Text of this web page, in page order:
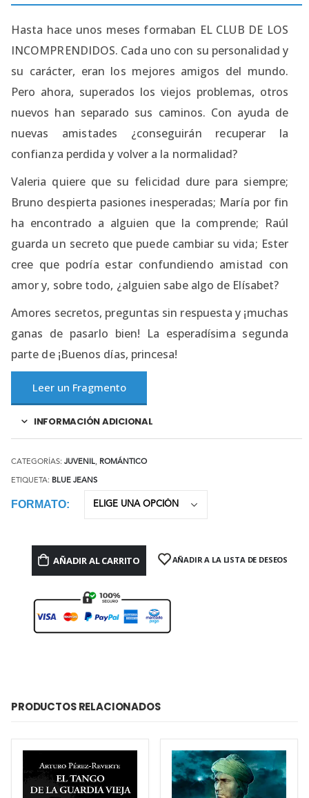
Hasta hace unos meses formaban EL CLUB DE LOS
INCOMPRENDIDOS. Cada uno con su personalidad y
su carácter, eran los mejores amigos del mundo.
Pero ahora, superados los viejos problemas, otros
nuevos han separado sus caminos. Con ayuda de
nuevas amistades ¿conseguirán recuperar la
confianza perdida y volver a la normalidad?
Valeria quiere que su felicidad dure para siempre;
Bruno despierta pasiones inesperadas; María por fin
ha encontrado a alguien que la comprende; Raúl
guarda un secreto que puede cambiar su vida; Ester
cree que podría estar confundiendo amistad con
amor y, sobre todo, ¿alguien sabe algo de Elísabet?
Amores secretos, preguntas sin respuesta y ¡muchas
ganas de pasarlo bien! La esperadísima segunda
parte de ¡Buenos días, princesa!
Leer un Fragmento
INFORMACIÓN ADICIONAL
CATEGORÍAS: JUVENIL, ROMÁNTICO
ETIQUETA: BLUE JEANS
FORMATO
AÑADIR AL CARRITO AÑADIR A LA LISTA DE DESEOS
PRODUCTOS RELACIONADOS